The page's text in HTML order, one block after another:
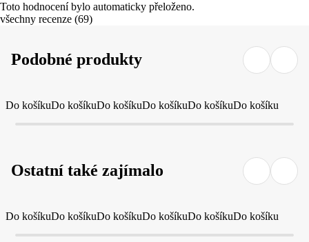
Toto hodnocení bylo automaticky přeloženo.
všechny recenze (69)
Podobné produkty
Do košíkuDo košíkuDo košíkuDo košíkuDo košíkuDo košíku
Ostatní také zajímalo
Do košíkuDo košíkuDo košíkuDo košíkuDo košíkuDo košíku